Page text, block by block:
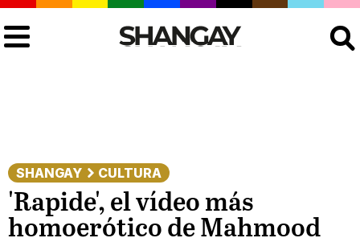
SHANGAY CULTURA
'Rapide', el vídeo más
homoerótico de Mahmood